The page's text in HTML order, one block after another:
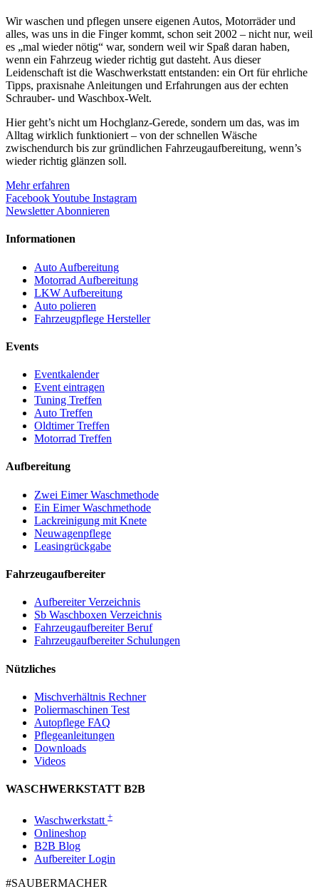
Wir waschen und pflegen unsere eigenen Autos, Motorräder und
alles, was uns in die Finger kommt, schon seit 2002 – nicht nur, weil
es „mal wieder nötig“ war, sondern weil wir Spaß daran haben,
wenn ein Fahrzeug wieder richtig gut dasteht. Aus dieser
Leidenschaft ist die Waschwerkstatt entstanden: ein Ort für ehrliche
Tipps, praxisnahe Anleitungen und Erfahrungen aus der echten
Schrauber- und Waschbox-Welt.
Hier geht’s nicht um Hochglanz-Gerede, sondern um das, was im
Alltag wirklich funktioniert – von der schnellen Wäsche
zwischendurch bis zur gründlichen Fahrzeugaufbereitung, wenn’s
wieder richtig glänzen soll.
Mehr erfahren
FacebookYoutube Instagram
Newsletter Abonnieren
Informationen
Auto Aufbereitung
Motorrad Aufbereitung
LKW Aufbereitung
Auto polieren
Fahrzeugpflege Hersteller
Events
Eventkalender
Event eintragen
Tuning Treffen
Auto Treffen
Oldtimer Treffen
Motorrad Treffen
Aufbereitung
Zwei Eimer Waschmethode
Ein Eimer Waschmethode
Lackreinigung mit Knete
Neuwagenpflege
Leasingrückgabe
Fahrzeugaufbereiter
Aufbereiter Verzeichnis
Sb Waschboxen Verzeichnis
Fahrzeugaufbereiter Beruf
Fahrzeugaufbereiter Schulungen
Nützliches
Mischverhältnis Rechner
Poliermaschinen Test
Autopflege FAQ
Pflegeanleitungen
Downloads
Videos
WASCHWERKSTATT B2B
Waschwerkstatt +
Onlineshop
B2B Blog
Aufbereiter Login
#SAUBER­MACHER